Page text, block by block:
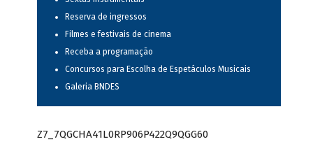
Reserva de ingressos
Filmes e festivais de cinema
Receba a programação
Concursos para Escolha de Espetáculos Musicais
Galeria BNDES
Z7_7QGCHA41L0RP906P422Q9QGG60